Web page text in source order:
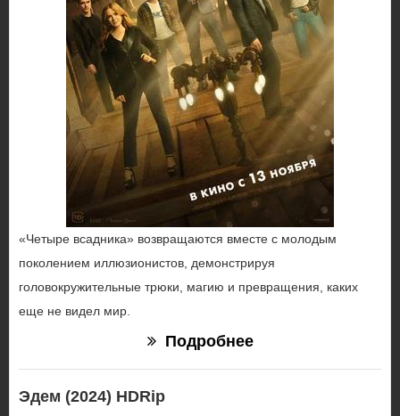
«Четыре всадника» возвращаются вместе с молодым
поколением иллюзионистов, демонстрируя
головокружительные трюки, магию и превращения, каких
еще не видел мир.
Подробнее
Эдем (2024) HDRip